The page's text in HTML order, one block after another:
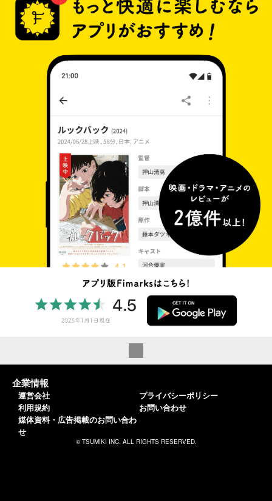
企業情報
運営会社
利用規約
媒体資料・広告掲載のお問い合わ
せ
プライバシーポリシー
お問い合わせ
© TSUMIKI INC. ALL RIGHTS RESERVED.